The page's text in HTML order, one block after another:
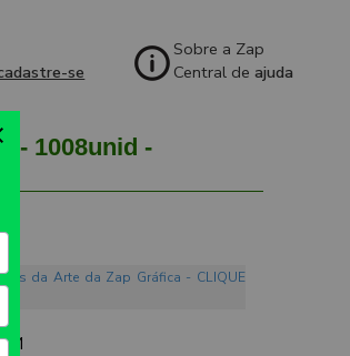
se
Sobre a Zap
Central deajuda
- 1008unid -
da Arte da Zap Gráfica - CLIQUE